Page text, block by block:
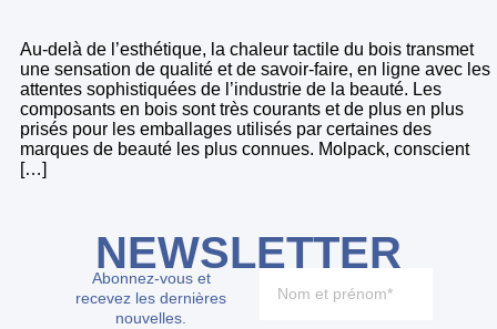
Au-delà de l’esthétique, la chaleur tactile du bois transmet
une sensation de qualité et de savoir-faire, en ligne avec les
attentes sophistiquées de l’industrie de la beauté. Les
composants en bois sont très courants et de plus en plus
prisés pour les emballages utilisés par certaines des
marques de beauté les plus connues. Molpack, conscient
[…]
NEWSLETTER
Abonnez-vous et
recevez les dernières
nouvelles.